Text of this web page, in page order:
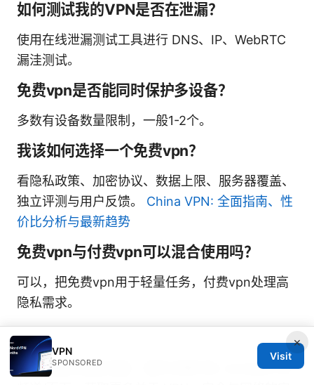
如何测试我的VPN是否在泄漏？
使用在线泄漏测试工具进行 DNS、IP、WebRTC
漏洼测试。
免费vpn是否能同时保护多设备？
多数有设备数量限制，一般1-2个。
我该如何选择一个免费vpn？
看隐私政策、加密协议、数据上限、服务器覆盖、
独立评测与用户反馈。 China VPN: 全面指南、性
价比分析与最新趋势
免费vpn与付费vpn可以混合使用吗？
可以，把免费vpn用于轻量任务，付费vpn处理高
隐私需求。
如果你喜欢这份内容，请关注我们在 vendidos 的
×
VPN
SPONSORED
Visit